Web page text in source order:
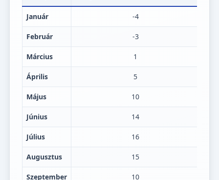
Január -4
Február -3
Március 1
Április 5
Május 10
Június 14
Július 16
Augusztus 15
Szeptember 10